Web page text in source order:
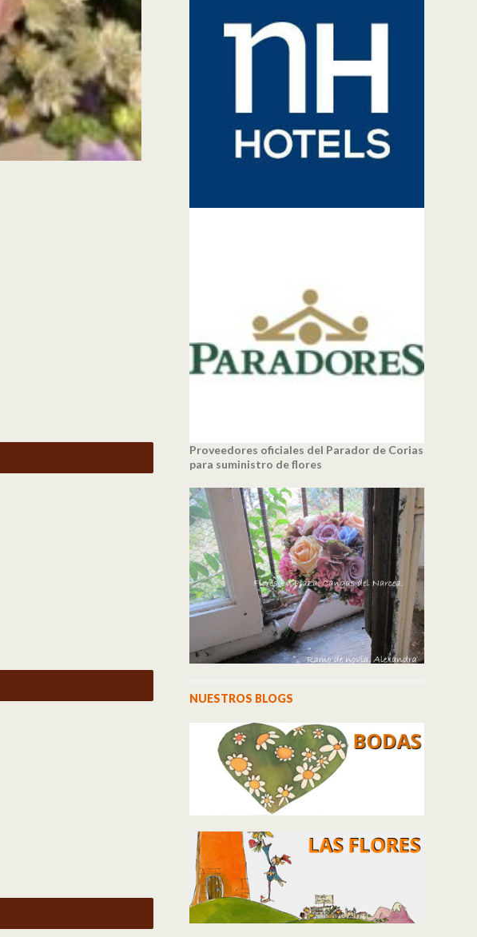
Proveedores oficiales del Parador de Corias
para suministro de flores
NUESTROS BLOGS